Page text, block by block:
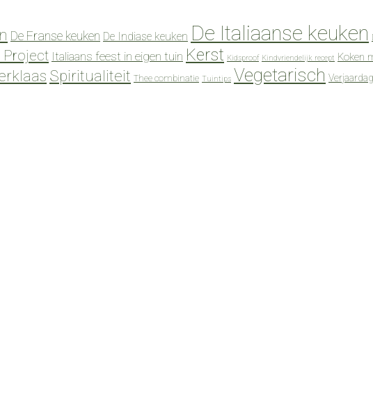
De Franse keuken De Indiase keuken De Italiaanse keuken
Project Italiaans feest in eigen tuin Kerst Kidsproof Kindvriendelijk recept Koken
Spiritualiteit Thee combinatie Tuintips Vegetarisch Verjaardag